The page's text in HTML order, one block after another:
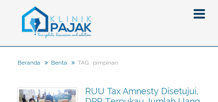
Artikel
Beranda Berita TAG : pimpinan
RUU Tax Amnesty Disetujui,